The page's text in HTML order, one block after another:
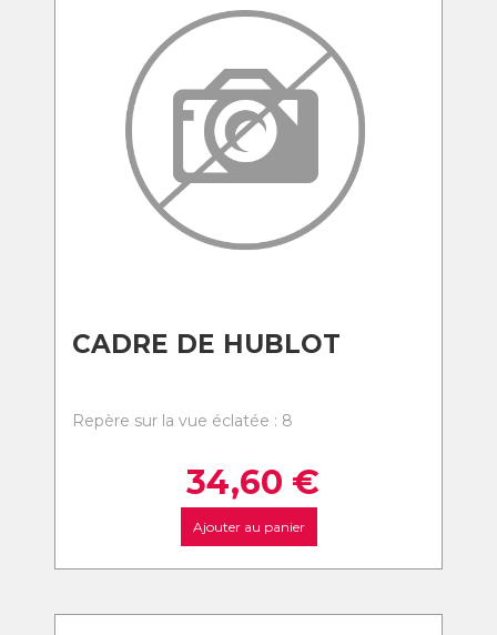
CADRE DE HUBLOT
Repère sur la vue éclatée : 8
34,60 €
Ajouter au panier